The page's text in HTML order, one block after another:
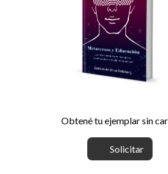
Obtené tu ejemplar sin
Solicitar